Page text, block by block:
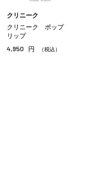
グロス
チーク
シェーディング・ハイライト
クリニーク
クリニーク ポップ
リップ
4,950 円 （税込）